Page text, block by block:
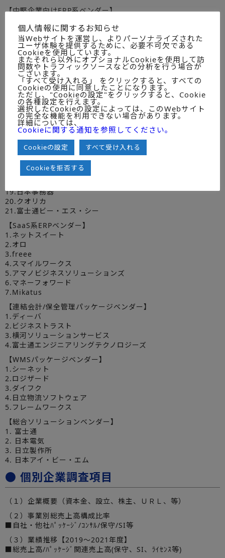
【中堅企業向けERP系ベンダー】
2.カシオヒューマンシステムズ
3.GRANDIT
4.プロシップ
5.SCSK
6.ICSパートナーズ
7.スーパーストリーム
8.エフエム
9.ビジネスエンジニアリング
10.内田洋行
11.クレオ
12.FutureOne
13.エクス
14.ニッセイコム
15.アミック
16.パシフィックビジネスコンサルティング
17.ビジネス・アソシエイツ
19.日本事務器
20.クオリカ
21.富士通ビー・エス・シー
【SaaS系ERPベンダー】
1.ネットスイート
2.オロ
3.freee
4.スマイルワークス
5.アマノビジネスソリューションズ
6.マネーフォワード
7.Mikatus
【連結会計/保全管理パッケージベンダー】
1.ディーバ
2.ビジネストラスト
3.横河ソリューションサービス
4.富士通エンジニアリングテクノロジーズ
【WMSパッケージベンダー】
1.シーネット
2.ロジザード
3.ダイフク
4.日立物流ソフトウェア
5.フレームワークス
【総合ソリューションベンダー】
1. 富士通
2. 日本電気
3. 日立製作所
4. 日本アイ・ビー・エム
● 個別企業調査項目
（１）企業概要（資本金、設立、株主、ＵＲＬ、等）
（２）事業別総売上高構成比率
■自社・他社ﾊﾟｯｹｰｼﾞ/ｺﾝｻﾙ/保守/SI等
（３）業績推移【2019～2021年度】
■総売上高/ﾊﾟｯｹｰｼﾞ関連売上高(保守、SI、ﾗｲｾﾝｽ等)
個人情報に関するお知らせ
当Webサイトを運営し、よりパーソナライズされた
ユーザ体験を提供するために、必要不可欠である
Cookieを使用しています。
またそれら以外にオプショナルCookieを使用して訪
問数やトラフィックソースなどの分析を行う場合が
ございます。
「すべて受け入れる」 をクリックすると、すべての
Cookieの使用に同意したことになります。
ただし、"Cookieの設定"をクリックすると、Cookie
の各種設定を行えます。
選択したCookieの設定によっては、このWebサイト
の完全な機能を利用できない場合があります。
詳細については、
Cookieに関する通知を参照してください。
Cookieの設定 すべて受け入れる
Cookieを拒否する